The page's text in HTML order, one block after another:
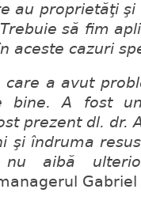
au proprietăţi şi
să fim
aceste cazuri
a avut
bine. A fost
prezent dl. dr.
şi îndruma
aibă
Gabriel